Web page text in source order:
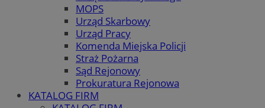
MOPS
Urząd Skarbowy
Urząd Pracy
Komenda Miejska Policji
Straż Pożarna
Sąd Rejonowy
Prokuratura Rejonowa
KATALOG FIRM